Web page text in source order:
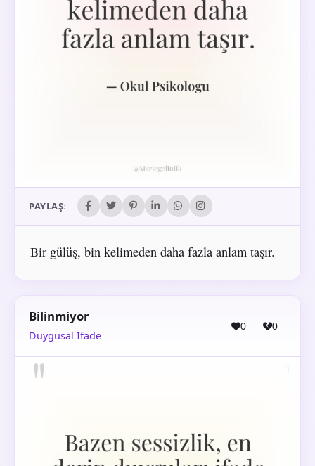
PAYLAŞ:
Bir gülüş, bin kelimeden daha fazla anlam taşır.
Bilinmiyor
Duygusal İfade
0 0